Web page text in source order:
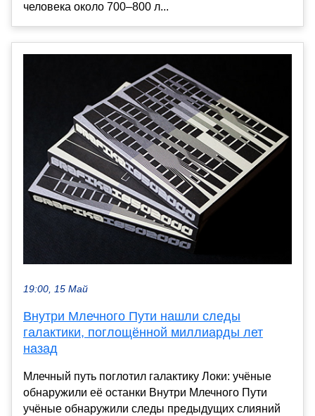
человека около 700–800 л...
19:00, 15 Май
Внутри Млечного Пути нашли следы
галактики, поглощённой миллиарды лет
назад
Млечный путь поглотил галактику Локи: учёные
обнаружили её останки Внутри Млечного Пути
учёные обнаружили следы предыдущих слияний